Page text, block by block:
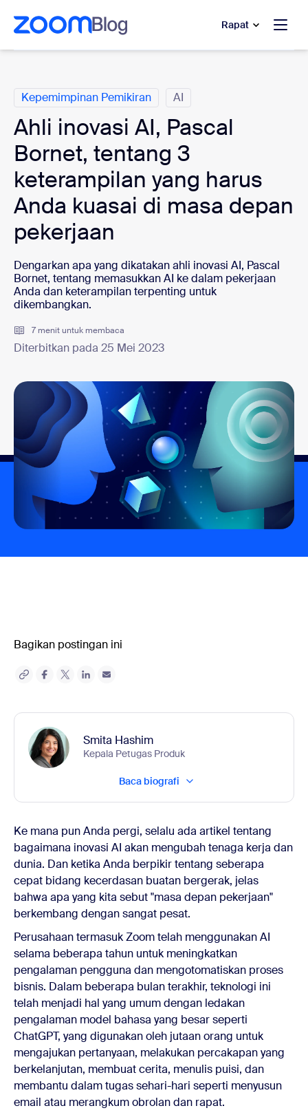
ke konten utama
percakapan bantuan
Rapat
Kepemimpinan Pemikiran AI
Ahli inovasi AI, Pascal
Bornet, tentang 3
keterampilan yang harus
Anda kuasai di masa depan
pekerjaan
Dengarkan apa yang dikatakan ahli inovasi AI, Pascal
Bornet, tentang memasukkan AI ke dalam pekerjaan
Anda dan keterampilan terpenting untuk
dikembangkan.
7 menit untuk membaca
Diterbitkan pada 25 Mei 2023
Bagikan postingan ini
Smita Hashim
Kepala Petugas Produk
Baca biografi
Ke mana pun Anda pergi, selalu ada artikel tentang
bagaimana inovasi AI akan mengubah tenaga kerja dan
dunia. Dan ketika Anda berpikir tentang seberapa
cepat bidang kecerdasan buatan bergerak, jelas
bahwa apa yang kita sebut "masa depan pekerjaan"
berkembang dengan sangat pesat.
Perusahaan termasuk Zoom telah menggunakan AI
selama beberapa tahun untuk meningkatkan
pengalaman pengguna dan mengotomatiskan proses
bisnis. Dalam beberapa bulan terakhir, teknologi ini
telah menjadi hal yang umum dengan ledakan
pengalaman model bahasa yang besar seperti
ChatGPT, yang digunakan oleh jutaan orang untuk
mengajukan pertanyaan, melakukan percakapan yang
berkelanjutan, membuat cerita, menulis puisi, dan
membantu dalam tugas sehari-hari seperti menyusun
email atau merangkum obrolan dan rapat.